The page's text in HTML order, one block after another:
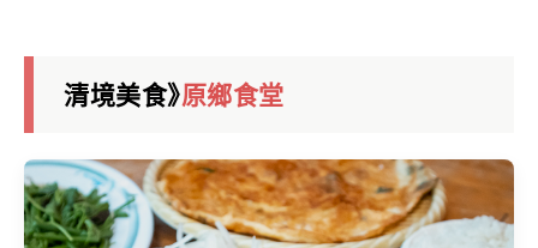
清境美食》原鄉食堂